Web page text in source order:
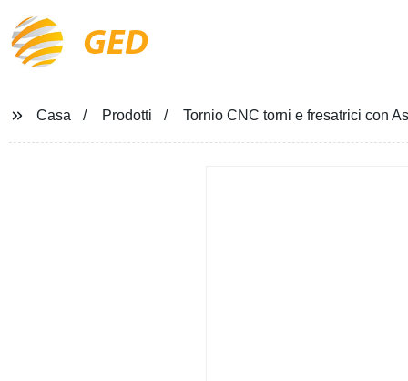
GED
Casa Prodotti Tornio CNC torni e fresatrici con